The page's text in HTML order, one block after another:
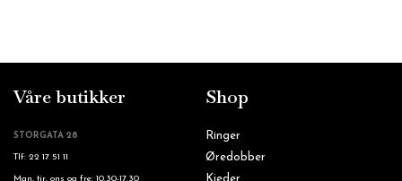
Våre butikker
STORGATA 28
Tlf: 22 17 51 11
Man, tir, ons og fre: 10.30-17.30
Shop
Ringer
Øredobber